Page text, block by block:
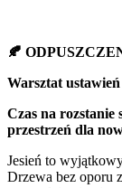
🍂
Warsztat
Czas na rozstanie
przestrzeń dla
Jesień to
Drzewa bez oporu